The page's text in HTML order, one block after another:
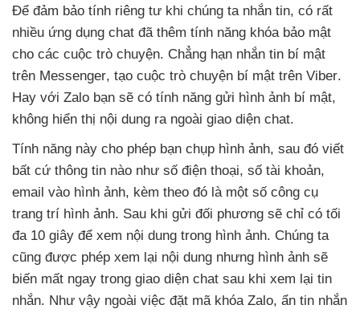
Để đảm bảo tính riêng tư khi chúng ta nhắn tin, có rất
nhiều ứng dụng chat đã thêm tính năng khóa bảo mật
cho các cuộc trò chuyện. Chẳng hạn nhắn tin bí mật
trên Messenger, tạo cuộc trò chuyện bí mật trên Viber.
Hay với Zalo bạn sẽ có tính năng gửi hình ảnh bí mật,
không hiển thị nội dung ra ngoài giao diện chat.
Tính năng này cho phép bạn chụp hình ảnh, sau đó viết
bất cứ thông tin nào như số điện thoại, số tài khoản,
email vào hình ảnh, kèm theo đó là một số công cụ
trang trí hình ảnh. Sau khi gửi đối phương sẽ chỉ có tối
đa 10 giây để xem nội dung trong hình ảnh. Chúng ta
cũng được phép xem lại nội dung nhưng hình ảnh sẽ
biến mất ngay trong giao diện chat sau khi xem lại tin
nhắn. Như vậy ngoài việc đặt mã khóa Zalo, ẩn tin nhắn